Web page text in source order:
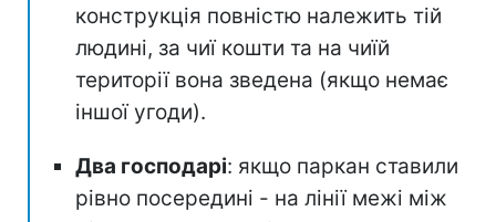
конструкція повністю належить тій
людині, за чиї кошти та на чиїй
території вона зведена (якщо немає
іншої угоди).
Два господарі: якщо паркан ставили
рівно посередині - на лінії межі між